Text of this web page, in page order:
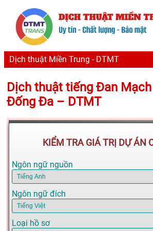
Dịch thuật Miền Trung - DTMT
Dịch thuật tiếng Đan
Đống Đa – DTMT
KIỂM TRA GIÁ TRỊ DỰ ÁN
Ngôn ngữ nguồn
Ngôn ngữ đích
Loại hồ sơ